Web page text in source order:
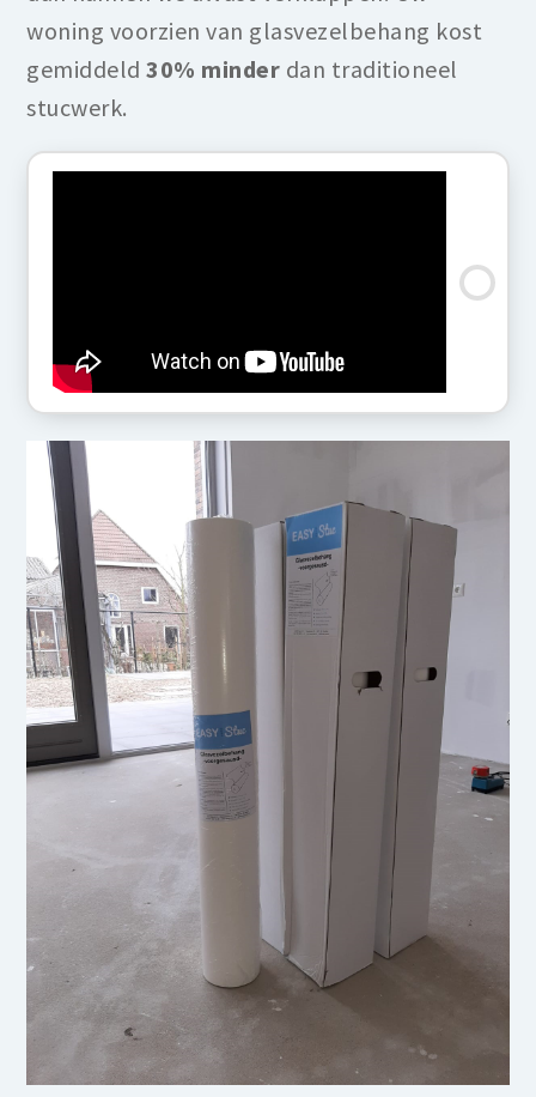
woning voorzien van glasvezelbehang kost
gemiddeld30% minder dan traditioneel
stucwerk.